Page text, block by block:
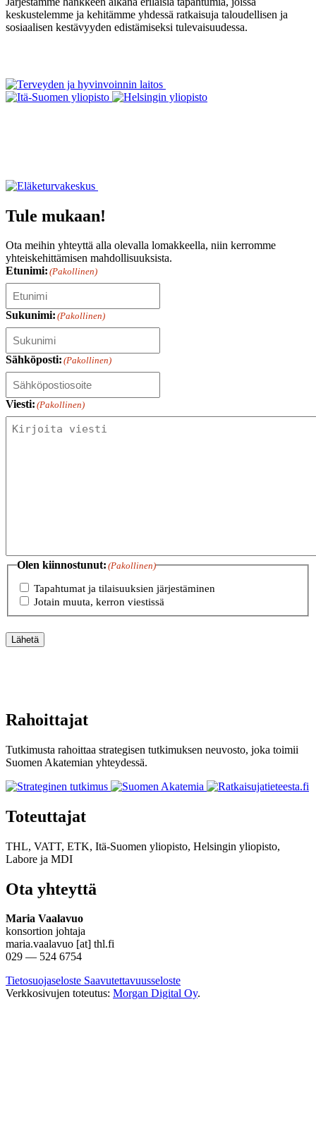
keskustelemme ja kehitämme yhdessä ratkaisuja taloudellisen ja
sosiaalisen kestävyyden edistämiseksi tulevaisuudessa.
Tule mukaan!
Ota meihin yhteyttä alla olevalla lomakkeella, niin kerromme
yhteiskehittämisen mahdollisuuksista.
Etunimi: (Pakollinen)
Sukunimi: (Pakollinen)
Sähköposti: (Pakollinen)
Viesti: (Pakollinen)
Olen kiinnostunut: (Pakollinen)
Tapahtumat ja tilaisuuksien järjestäminen
Jotain muuta, kerron viestissä
Lähetä
Rahoittajat
Tutkimusta rahoittaa strategisen tutkimuksen neuvosto, joka toimii
Suomen Akatemian yhteydessä.
Toteuttajat
THL, VATT, ETK, Itä-Suomen yliopisto, Helsingin yliopisto,
Labore ja MDI
Ota yhteyttä
Maria Vaalavuo
konsortion johtaja
maria.vaalavuo [at] thl.fi
029 — 524 6754
Tietosuojaseloste Saavutettavuusseloste
Verkkosivujen toteutus: Morgan Digital Oy.